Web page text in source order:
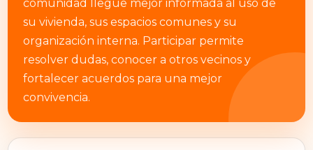
comunidad llegue mejor informada al uso de
su vivienda, sus espacios comunes y su
organización interna. Participar permite
resolver dudas, conocer a otros vecinos y
fortalecer acuerdos para una mejor
convivencia.